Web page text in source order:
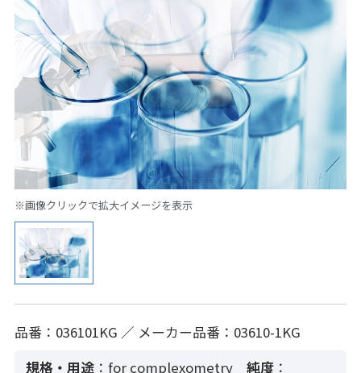
※画像クリックで拡大イメージを表示
品番：036101KG ／ メーカー品番：03610-1KG
規格・用途 ：for complexometry 純度：